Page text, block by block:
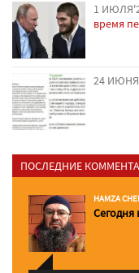
1
время
24
ПОСЛЕДНИЕ
HAMZA